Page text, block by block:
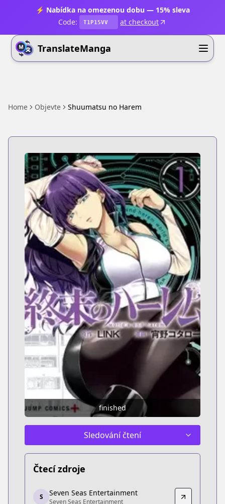
⚡ Nabídka na omezenou dobu — 15% sleva
Code:
T1P15VV at checkout
TranslateManga
Home Objevte Shuumatsu no Harem
finished
Sledování čtení
Čtecí zdroje
Seven Seas Entertainment
Seven Seas Entertainment
S Seven Seas Entertainment
Seven Seas Entertainment